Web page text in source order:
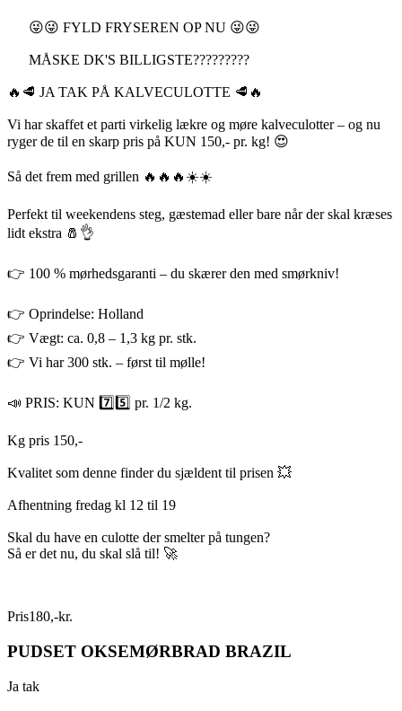
😜😜 FYLD FRYSEREN OP NU 😜😜
MÅSKE DK'S BILLIGSTE?????????
🔥🥩 JA TAK PÅ KALVECULOTTE 🥩🔥
Vi har skaffet et parti virkelig lækre og møre kalveculotter – og nu
ryger de til en skarp pris på KUN 150,- pr. kg! 😍
Så det frem med grillen 🔥🔥🔥☀️☀️
Perfekt til weekendens steg, gæstemad eller bare når der skal kræses
lidt ekstra 🧂👌
👉 100 % mørhedsgaranti – du skærer den med smørkniv!
👉 Oprindelse: Holland
👉 Vægt: ca. 0,8 – 1,3 kg pr. stk.
👉 Vi har 300 stk. – først til mølle!
📣 PRIS: KUN 7️⃣5️⃣ pr. 1/2 kg.
Kg pris 150,-
Kvalitet som denne finder du sjældent til prisen 💥
Afhentning fredag kl 12 til 19
Skal du have en culotte der smelter på tungen?
Så er det nu, du skal slå til! 🚀
Pris180,-kr.
PUDSET OKSEMØRBRAD BRAZIL
Ja tak